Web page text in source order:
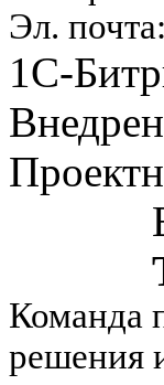
Эл. почта:
1С-
Команда
решения